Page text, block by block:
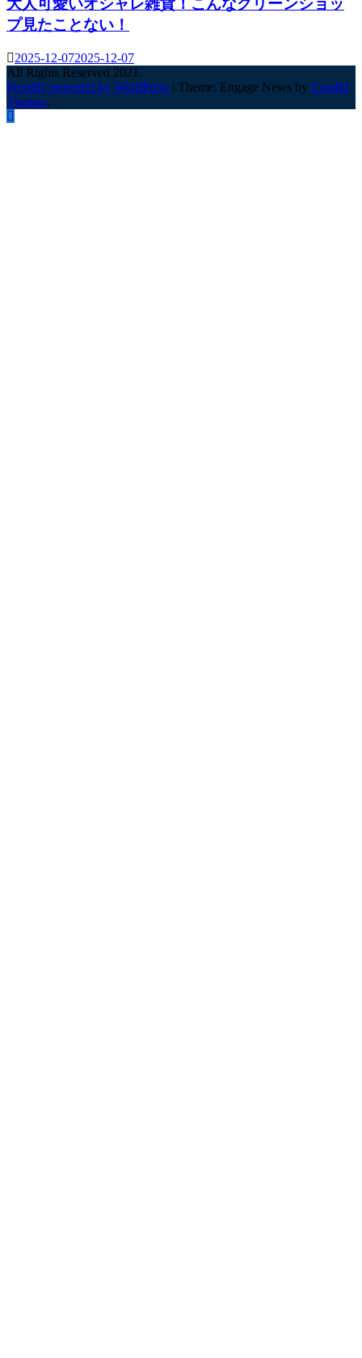
大人可愛いオシャレ雑貨！こんなグリーンショッ
プ見たことない！
2025-12-072025-12-07
All Rights Reserved 2021.
Proudly powered by WordPress | Theme: Engage News by Candid
Themes.